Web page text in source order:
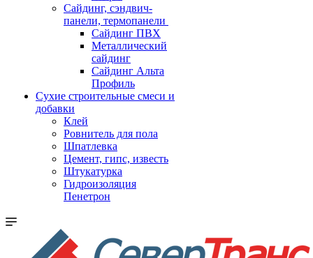
Cайдинг, сэндвич-
панели, термопанели
Сайдинг ПВХ
Металлический
сайдинг
Сайдинг Альта
Профиль
Сухие строительные смеси и
добавки
Клей
Ровнитель для пола
Шпатлевка
Цемент, гипс, известь
Штукатурка
Гидроизоляция
Пенетрон